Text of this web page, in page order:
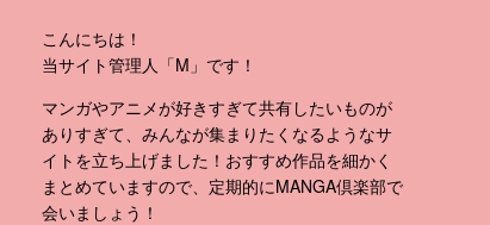
こんにちは！
当サイト管理人「M」です！
マンガやアニメが好きすぎて共有したいものが
ありすぎて、みんなが集まりたくなるようなサ
イトを立ち上げました！おすすめ作品を細かく
まとめていますので、定期的にMANGA倶楽部で
会いましょう！